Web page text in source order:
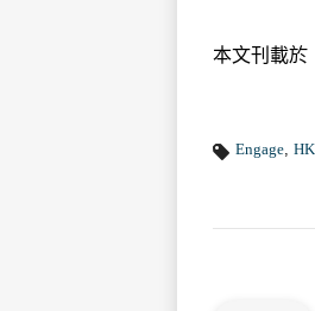
本文刊載於
Engage ,